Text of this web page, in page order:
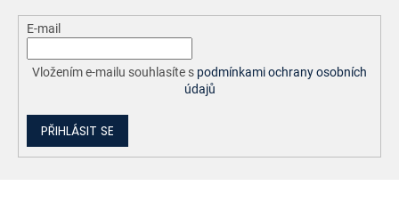
E-mail
Vložením e-mailu souhlasíte s podmínkami ochrany osobních
údajů
PŘIHLÁSIT SE